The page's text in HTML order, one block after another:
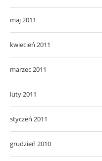
maj 2011
kwiecień 2011
marzec 2011
luty 2011
styczeń 2011
grudzień 2010